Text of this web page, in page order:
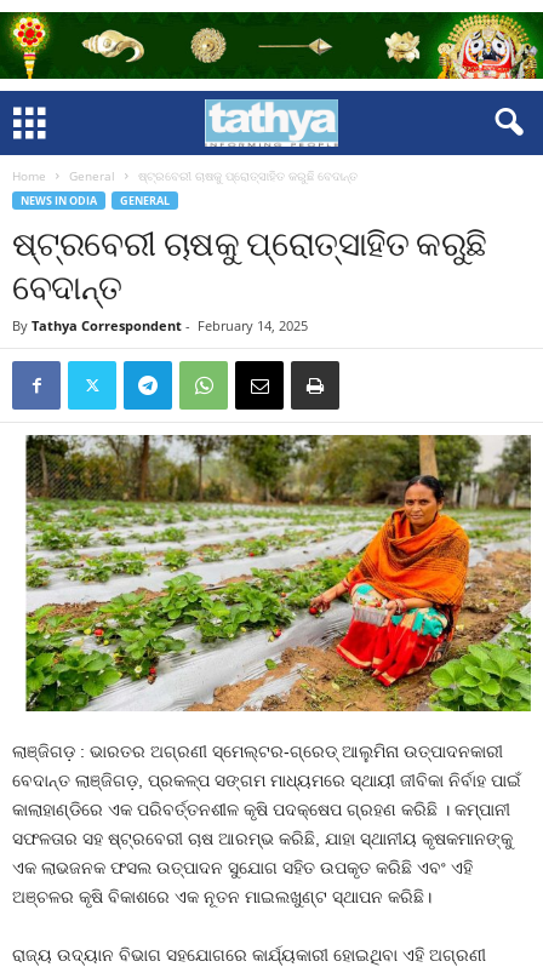
Home General ଷ୍ଟ୍ରବେରୀ ଚାଷକୁ ପ୍ରୋତ୍ସାହିତ କରୁଛି ବେଦାନ୍ତ
NEWS IN ODIA GENERAL
ଷ୍ଟ୍ରବେରୀ ଚାଷକୁ ପ୍ରୋତ୍ସାହିତ କରୁଛି
ବେଦାନ୍ତ
By Tathya Correspondent - February 14, 2025
ଲାଞ୍ଜିଗଡ଼ : ଭାରତର ଅଗ୍ରଣୀ ସ୍ମେଲ୍ଟର-ଗ୍ରେଡ୍ ଆଲୁମିନା ଉତ୍ପାଦନକାରୀ
ବେଦାନ୍ତ ଲାଞ୍ଜିଗଡ଼, ପ୍ରକଳ୍ପ ସଙ୍ଗମ ମାଧ୍ୟମରେ ସ୍ଥାୟୀ ଜୀବିକା ନିର୍ବାହ ପାଇଁ
କାଲାହାଣ୍ଡିରେ ଏକ ପରିବର୍ତ୍ତନଶୀଳ କୃଷି ପଦକ୍ଷେପ ଗ୍ରହଣ କରିଛି । କମ୍ପାନୀ
ସଫଳତାର ସହ ଷ୍ଟ୍ରବେରୀ ଚାଷ ଆରମ୍ଭ କରିଛି, ଯାହା ସ୍ଥାନୀୟ କୃଷକମାନଙ୍କୁ
ଏକ ଲାଭଜନକ ଫସଲ ଉତ୍ପାଦନ ସୁଯୋଗ ସହିତ ଉପକୃତ କରିଛି ଏବଂ ଏହି
ଅଞ୍ଚଳର କୃଷି ବିକାଶରେ ଏକ ନୂତନ ମାଇଲଖୁଣ୍ଟ ସ୍ଥାପନ କରିଛି।
ରାଜ୍ୟ ଉଦ୍ୟାନ ବିଭାଗ ସହଯୋଗରେ କାର୍ଯ୍ୟକାରୀ ହୋଇଥିବା ଏହି ଅଗ୍ରଣୀ